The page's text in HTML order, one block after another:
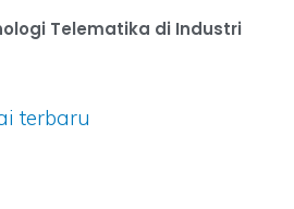
Telematika di Industri